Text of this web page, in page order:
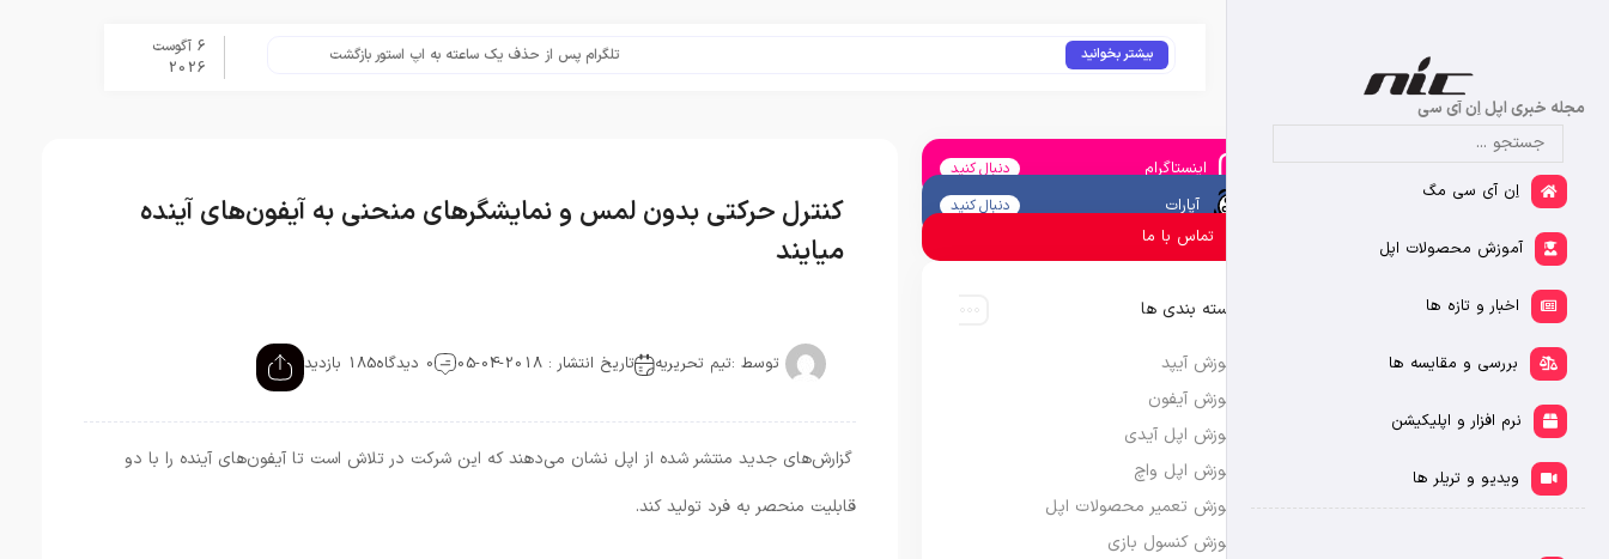
مجله خبری اپل اِن آی سی
اِن آی سی مگ
آموزش محصولات اپل
اخبار و تازه ها
بررسی و مقایسه ها
نرم افزار و اپلیکیشن
ویدیو و تریلر ها
بیشتر بخوانید تلگرام پس از حذف یک ساعته به اپ استور بازگشت برنامه Apple Upgrade معرفی شد؛ شرایط اپل برای اجاره آیفون، آیپد، مک و اپل واچ
6 آگوست
2026
کنترل حرکتی بدون لمس و نمایشگرهای منحنی به آیفون‌های آینده
میایند
توسط :تیم تحریریه تاریخ انتشار : 2018-04-05 0 دیدگاه 185 بازدید
گزارش‌های جدید منتشر شده از اپل نشان می‌دهند که این شرکت در تلاش است تا آیفون‌های آینده را با دو
قابلیت منحصر به فرد تولید کند.
اینستاگرام دنبال کنید
آپارات دنبال کنید
تماس با ما
دسته بندی ها
آموزش آیپد
آموزش آیفون
آموزش اپل آیدی
آموزش اپل واچ
آموزش تعمیر محصولات اپل
آموزش کنسول بازی